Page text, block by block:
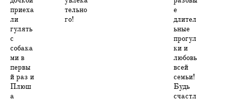
приеха
ли
гулять
с
собака
ми в
первы
й раз и
Плюш
а
тельно
го!
е
длител
ьные
прогул
ки и
любовь
всей
семьи!
Будь
счастл